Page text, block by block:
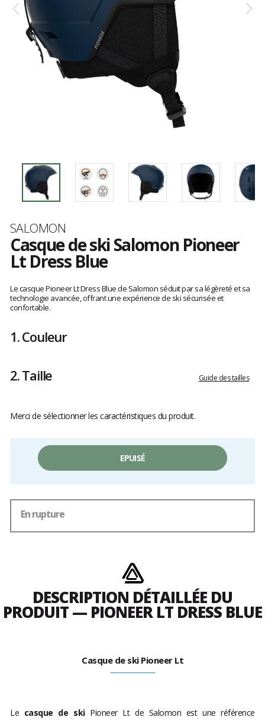
Marque
SALOMON
Casque de ski Salomon Pioneer
Lt Dress Blue
avis
clients
Le casque Pioneer Lt Dress Blue de Salomon séduit par sa légèreté et sa
technologie avancée, offrant une expérience de ski sécurisée et
confortable.
1.Couleur
2.Taille Guide des tailles
Merci de sélectionner les caractéristiques du produit.
EPUISÉ
En rupture
DESCRIPTION DÉTAILLÉE DU
PRODUIT — PIONEER LT DRESS BLUE
Casque de ski Pioneer Lt
Le casque de ski Pioneer Lt de Salomon est une référence